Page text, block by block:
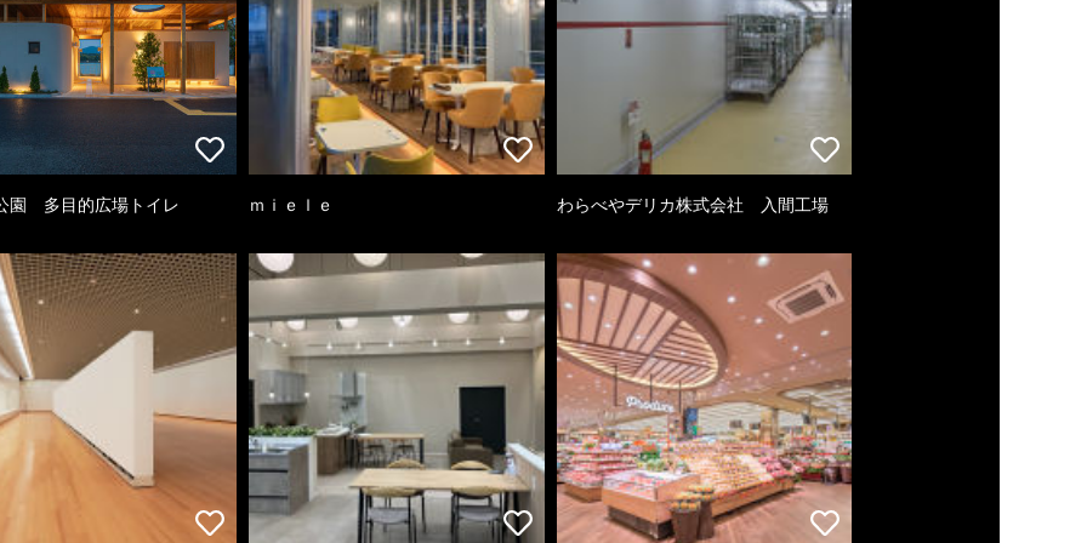
園 多目的広場トイレ ｍｉｅｌｅ わらべやデリカ株式会社 入間工場